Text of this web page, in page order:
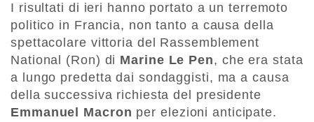
I risultati di ieri hanno portato a un terremoto
politico in Francia, non tanto a causa della
spettacolare vittoria del Rassemblement
National (Ron) di Marine Le Pen, che era stata
a lungo predetta dai sondaggisti, ma a causa
della successiva richiesta del presidente
Emmanuel Macron per elezioni anticipate.